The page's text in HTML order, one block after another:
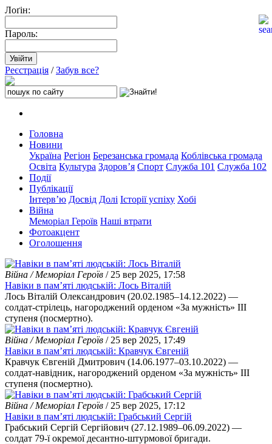
Лоґін:
Пароль:
Реєстрація /Забув все?
Головна
Новини
Україна Регіон Березанська громада Коблівська громада
Освіта Культура Здоров’я Спорт Служба 101 Служба 102
Події
Публікації
Інтерв’ю Досвід Долі Історії успіху Хобі
Війна
Меморіал Героїв Наші втрати
Фотоакцент
Оголошення
Війна / Меморіал Героїв / 25 вер 2025, 17:58
Навіки в пам’яті людській: Лось Віталій
Лось Віталій Олександрович (20.02.1985–14.12.2022) —
солдат-стрілець, нагороджений орденом «За мужність» ІІІ
ступеня (посмертно).
Війна / Меморіал Героїв / 25 вер 2025, 17:49
Навіки в пам’яті людській: Кравчук Євгеній
Кравчук Євгеній Дмитрович (14.06.1977–03.10.2022) —
солдат-навідник, нагороджений орденом «За мужність» ІІІ
ступеня (посмертно).
Війна / Меморіал Героїв / 25 вер 2025, 17:12
Навіки в пам’яті людській: Грабський Сергій
Грабський Сергій Сергійович (27.12.1989–06.09.2022) —
солдат 79-ї окремої десантно-штурмової бригади.